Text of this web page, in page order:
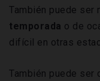
También puede ser
temporada o de
difícil en otras
También puede ser